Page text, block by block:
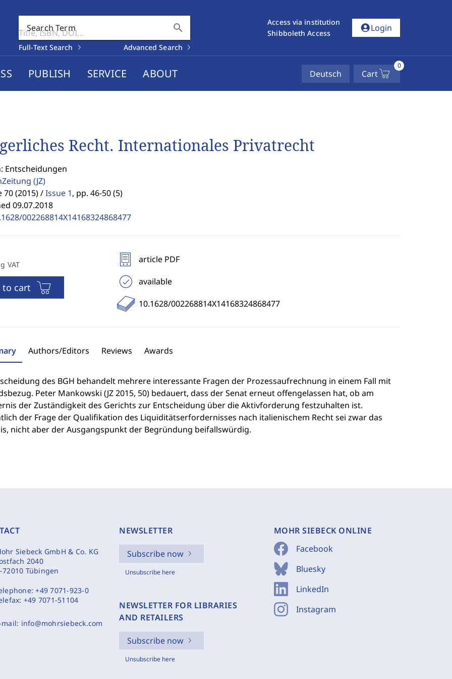
Search Term search
Full-Text Search Advanced Search
Access via institution
Shibboleth Access
account_circleLogin
PUBLISH SERVICE ABOUT Deutsch Cart
0
Recht. Internationales Privatrecht
Entscheidungen
(JZ)
70 (2015) / Issue 1, pp. 46-50 (5)
09.07.2018
002268814X14168324868477
VAT
to cart
article PDF
available
10.1628/002268814X14168324868477
Authors/Editors Reviews Awards
des BGH behandelt mehrere interessante Fragen der Prozessaufrechnung in einem Fall mit
Peter Mankowski (JZ 2015, 50) bedauert, dass der Senat erneut offengelassen hat, ob am
der Zuständigkeit des Gerichts zur Entscheidung über die Aktivforderung festzuhalten ist.
der Frage der Qualifikation des Liquiditätserfordernisses nach italienischem Recht sei zwar das
nicht aber der Ausgangspunkt der Begründung beifallswürdig.
Siebeck GmbH & Co. KG
2040
72010 Tübingen
+49 7071-923-0
+49 7071-51104
mail: info@mohrsiebeck.com
NEWSLETTER
Subscribe now
Unsubscribe here
NEWSLETTER FOR LIBRARIES
AND RETAILERS
Subscribe now
Unsubscribe here
MOHR SIEBECK ONLINE
Facebook
Bluesky
LinkedIn
Instagram